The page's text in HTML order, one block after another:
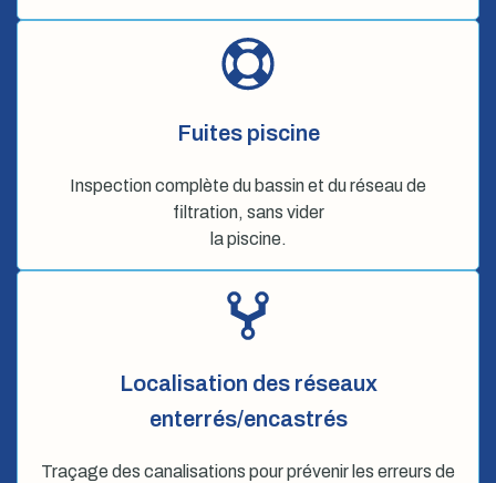
Fuites piscine
Inspection complète du bassin et du réseau de
filtration, sans vider
la piscine.
Localisation des réseaux
enterrés/encastrés
Traçage des canalisations pour prévenir les erreurs de